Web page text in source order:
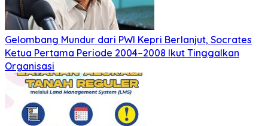
Gelombang Mundur dari PWI Kepri Berlanjut, Socrates
Ketua Pertama Periode 2004–2008 Ikut Tinggalkan
Organisasi